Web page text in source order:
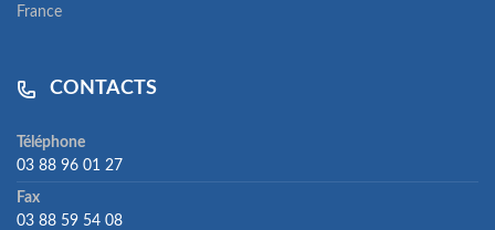
France
CONTACTS
Téléphone
03 88 96 01 27
Fax
03 88 59 54 08